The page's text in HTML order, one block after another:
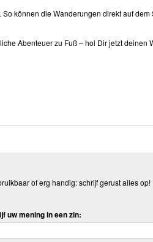
können die Wanderungen direkt auf
Abenteuer zu Fuß – hol Dir jetzt deinen
of erg handig: schrijf gerust alles
uw mening in een zin: